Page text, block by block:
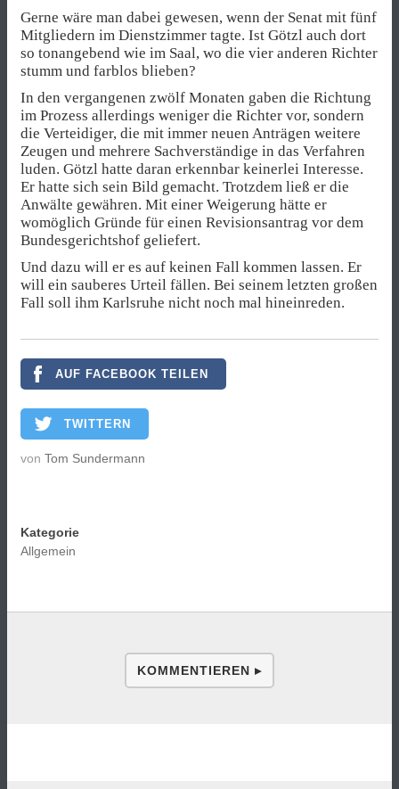
Gerne wäre man dabei gewesen, wenn der Senat mit fünf
Mitgliedern im Dienstzimmer tagte. Ist Götzl auch dort
so tonangebend wie im Saal, wo die vier anderen Richter
stumm und farblos blieben?
In den vergangenen zwölf Monaten gaben die Richtung
im Prozess allerdings weniger die Richter vor, sondern
die Verteidiger, die mit immer neuen Anträgen weitere
Zeugen und mehrere Sachverständige in das Verfahren
luden. Götzl hatte daran erkennbar keinerlei Interesse.
Er hatte sich sein Bild gemacht. Trotzdem ließ er die
Anwälte gewähren. Mit einer Weigerung hätte er
womöglich Gründe für einen Revisionsantrag vor dem
Bundesgerichtshof geliefert.
Und dazu will er es auf keinen Fall kommen lassen. Er
will ein sauberes Urteil fällen. Bei seinem letzten großen
Fall soll ihm Karlsruhe nicht noch mal hineinreden.
AUF FACEBOOK TEILEN
TWITTERN
von Tom Sundermann
Kategorie
Allgemein
KOMMENTIEREN ▸